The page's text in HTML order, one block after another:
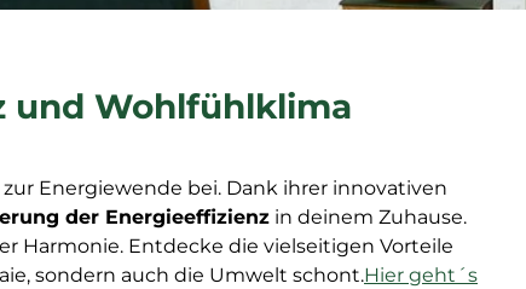
und Wohlfühlklima
Energiewende bei. Dank ihrer innovativen
der Energieeffizienzin deinem Zuhause.
Harmonie. Entdecke die vielseitigen Vorteile
sondern auch die Umwelt schont.Hier geht´s